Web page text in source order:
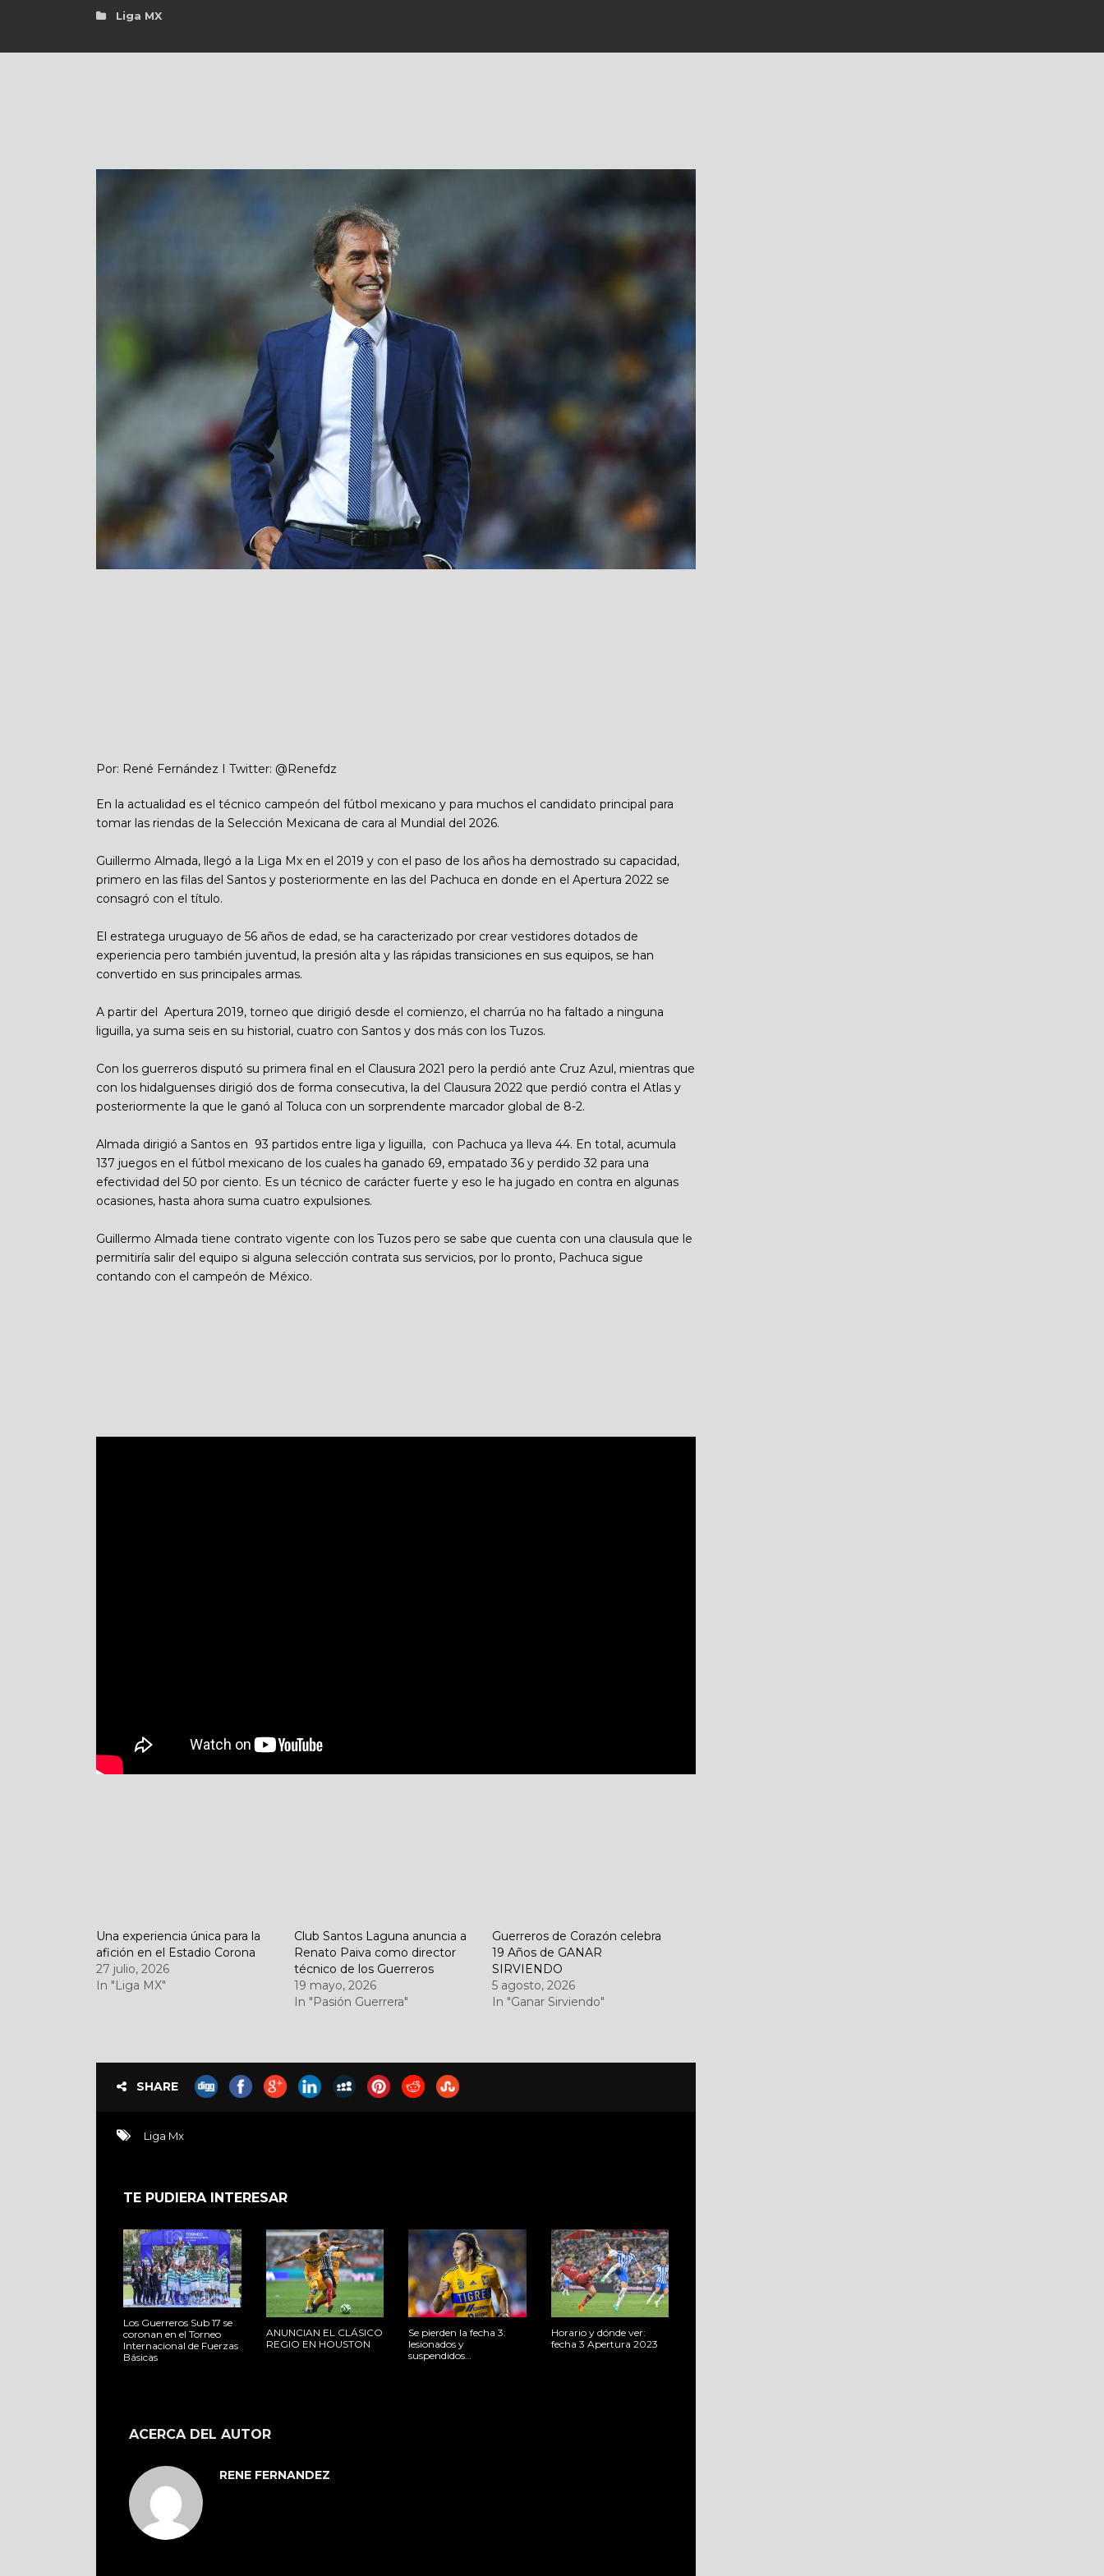
Liga MX
Por: René Fernández I Twitter: @Renefdz
En la actualidad es el técnico campeón del fútbol mexicano y para muchos el candidato principal para
tomar las riendas de la Selección Mexicana de cara al Mundial del 2026.
Guillermo Almada, llegó a la Liga Mx en el 2019 y con el paso de los años ha demostrado su capacidad,
primero en las filas del Santos y posteriormente en las del Pachuca en donde en el Apertura 2022 se
consagró con el título.
El estratega uruguayo de 56 años de edad, se ha caracterizado por crear vestidores dotados de
experiencia pero también juventud, la presión alta y las rápidas transiciones en sus equipos, se han
convertido en sus principales armas.
A partir del Apertura 2019, torneo que dirigió desde el comienzo, el charrúa no ha faltado a ninguna
liguilla, ya suma seis en su historial, cuatro con Santos y dos más con los Tuzos.
Con los guerreros disputó su primera final en el Clausura 2021 pero la perdió ante Cruz Azul, mientras que
con los hidalguenses dirigió dos de forma consecutiva, la del Clausura 2022 que perdió contra el Atlas y
posteriormente la que le ganó al Toluca con un sorprendente marcador global de 8-2.
Almada dirigió a Santos en 93 partidos entre liga y liguilla, con Pachuca ya lleva 44. En total, acumula
137 juegos en el fútbol mexicano de los cuales ha ganado 69, empatado 36 y perdido 32 para una
efectividad del 50 por ciento. Es un técnico de carácter fuerte y eso le ha jugado en contra en algunas
ocasiones, hasta ahora suma cuatro expulsiones.
Guillermo Almada tiene contrato vigente con los Tuzos pero se sabe que cuenta con una clausula que le
permitiría salir del equipo si alguna selección contrata sus servicios, por lo pronto, Pachuca sigue
contando con el campeón de México.
Una experiencia única para la
afición en el Estadio Corona
27 julio, 2026
In "Liga MX"
Club Santos Laguna anuncia a
Renato Paiva como director
técnico de los Guerreros
19 mayo, 2026
In "Pasión Guerrera"
Guerreros de Corazón celebra
19 Años de GANAR
SIRVIENDO
5 agosto, 2026
In "Ganar Sirviendo"
SHARE
Liga Mx
TE PUDIERA INTERESAR
Los Guerreros Sub 17 se
coronan en el Torneo
Internacional de Fuerzas
Básicas
ANUNCIAN EL CLÁSICO
REGIO EN HOUSTON
Se pierden la fecha 3:
lesionados y
suspendidos…
Horario y dónde ver:
fecha 3 Apertura 2023
ACERCA DEL AUTOR
RENE FERNANDEZ